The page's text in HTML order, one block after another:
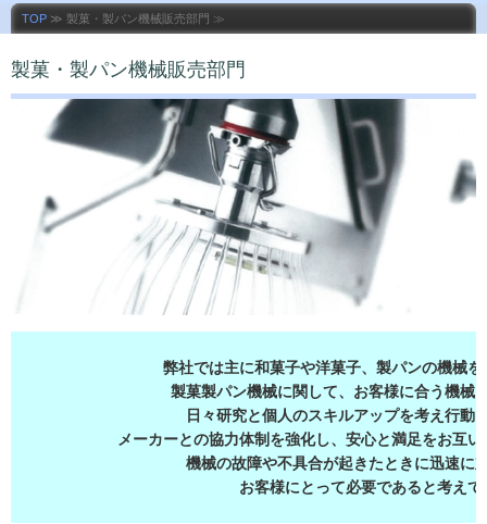
TOP ≫ 製菓・製パン機械販売部門 ≫
製菓・製パン機械販売部門
弊社では主に和菓子や洋菓子、製パンの機械
製菓製パン機械に関して、お客様に合う機械
日々研究と個人のスキルアップを考え行動
メーカーとの協力体制を強化し、安心と満足をお互
機械の故障や不具合が起きたときに迅速に
お客様にとって必要であると考えて